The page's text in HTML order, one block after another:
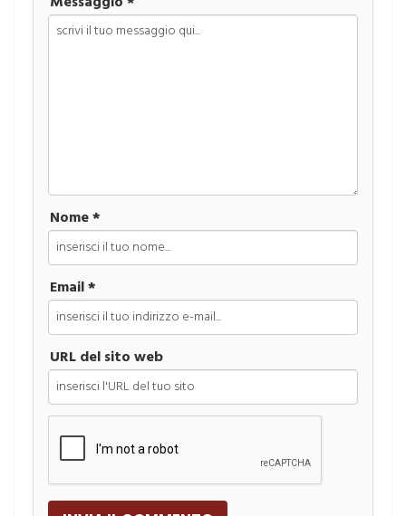
Nome *
Email *
URL del sito web